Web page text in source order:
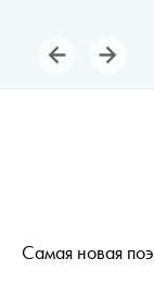
Самая новая